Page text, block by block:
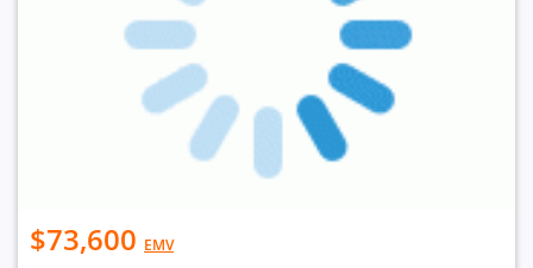
$73,600 EMV